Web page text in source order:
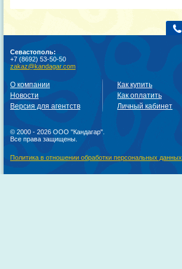
Севастополь:
+7 (8692) 53-50-50
zakaz@kandagar.com
О компании
Новости
Версия для агентств
Как купить
Как оплатить
Личный кабинет
© 2000 - 2026 ООО "Кандагар".
Все права защищены.
Политика в отношении обработки персональных данных